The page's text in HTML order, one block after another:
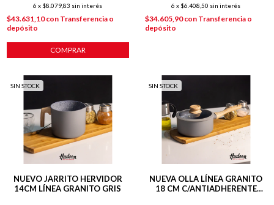
6 x $8.079,83 sin interés
$43.631,10con Transferencia o
depósito
COMPRAR
6 x $6.408,50 sin interés
$34.605,90con Transferencia o
depósito
SIN STOCK
NUEVO JARRITO HERVIDOR
14CM LÍNEA GRANITO GRIS
SIN STOCK
NUEVA OLLA LÍNEA GRANITO
18 CM C/ANTIADHERENTE